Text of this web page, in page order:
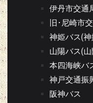
伊丹市交通
旧･尼崎市
神姫バス(
山陽バス(
本四海峡バ
神戸交通振
阪神バス